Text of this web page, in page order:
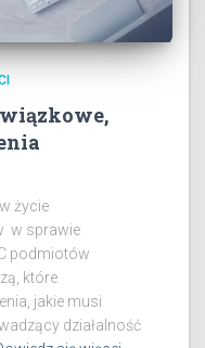
życie
w sprawie
podmiotów
które
jakie musi
działalność